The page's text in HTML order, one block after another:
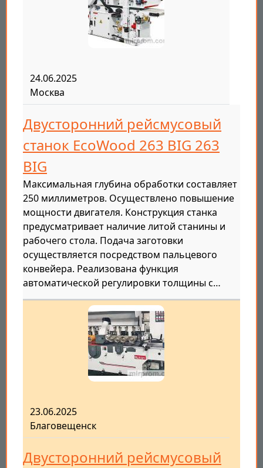
24.06.2025
Москва
Двусторонний рейсмусовый
станок EcoWood 263 BIG 263
BIG
Максимальная глубина обработки составляет
250 миллиметров. Осуществлено повышение
мощности двигателя. Конструкция станка
предусматривает наличие литой станины и
рабочего стола. Подача заготовки
осуществляется посредством пальцевого
конвейера. Реализована функция
автоматической регулировки толщины с…
23.06.2025
Благовещенск
Двусторонний рейсмусовый